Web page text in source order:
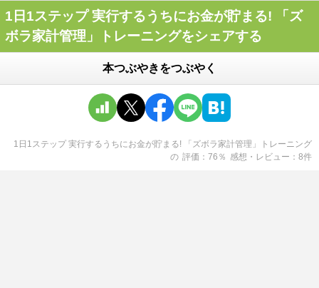
1日1ステップ 実行するうちにお金が貯まる! 「ズ
ボラ家計管理」トレーニングをシェアする
本つぶやきをつぶやく
1日1ステップ 実行するうちにお金が貯まる! 「ズボラ家計管理」トレーニング
の 評価 76 ％ 感想・レビュー 8件